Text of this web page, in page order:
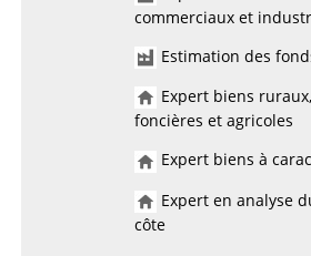
commerciaux et
Estimation des
Expert biens
foncières et agricoles
Expert biens à
Expert en analyse
côte